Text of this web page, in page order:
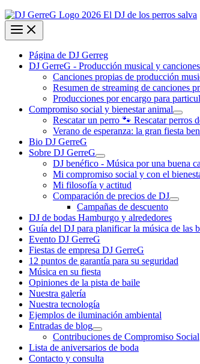
Página de DJ Gerreg
DJ GerreG - Producción musical y
Canciones propias de producción
Resumen de streaming de canciones
Producciones por encargo para
Compromiso social y bienestar animal
Rescatar un perro 🐾 Rescatar perros
Verano de esperanza: la gran fiesta
Bio DJ GerreG
Sobre DJ GerreG
DJ benéfico - Música por una buena
Mi compromiso social y con el
Mi filosofía y actitud
Comparación de precios de DJ
Campañas de descuento
DJ de bodas Hamburgo y alrededores
Guía del DJ para planificar la música de las
Evento DJ GerreG
Fiestas de empresa DJ GerreG
12 puntos de garantía para su seguridad
Música en su fiesta
Opiniones de la pista de baile
Nuestra galería
Nuestra tecnología
Ejemplos de iluminación ambiental
Entradas de blog
Contribuciones de Compromiso Social
Lista de aniversarios de boda
Contacto y consulta